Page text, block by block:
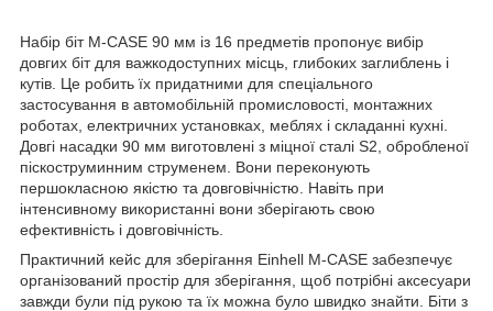
Набір біт M-CASE 90 мм із 16 предметів пропонує вибір
довгих біт для важкодоступних місць, глибоких заглиблень і
кутів. Це робить їх придатними для спеціального
застосування в автомобільній промисловості, монтажних
роботах, електричних установках, меблях і складанні кухні.
Довгі насадки 90 мм виготовлені з міцної сталі S2, обробленої
піскоструминним струменем. Вони переконують
першокласною якістю та довговічністю. Навіть при
інтенсивному використанні вони зберігають свою
ефективність і довговічність.
Практичний кейс для зберігання Einhell M-CASE забезпечує
організований простір для зберігання, щоб потрібні аксесуари
завжди були під рукою та їх можна було швидко знайти. Біти з